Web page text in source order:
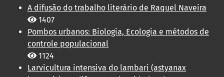
A difusão do trabalho literário de Raquel Naveira
1407
Pombos urbanos: Biologia, Ecologia e métodos de
controle populacional
1124
Larvicultura intensiva do lambari (astyanax